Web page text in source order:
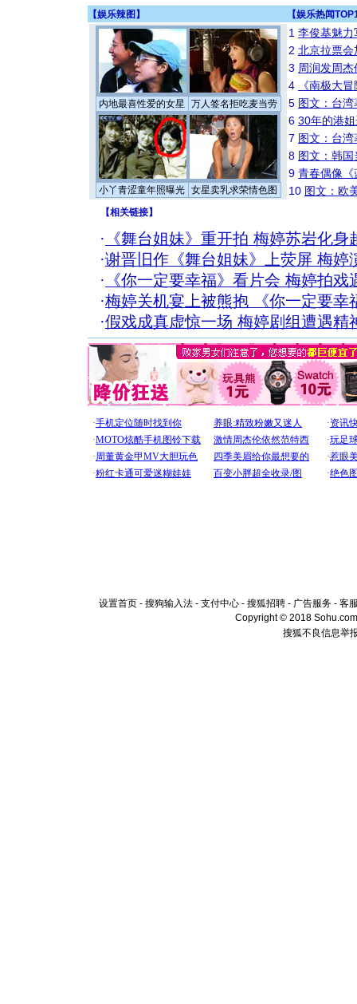
【娱乐辣图 】 【娱乐热闻
内地最喜性爱的女星 万人签名拒吃麦当劳
小丫青涩童年照曝光 女星卖乳求荣情色图
1 李俊基魅力
2 北京拉票
3 周润发周
4
《南极大
5 图文：台
6 30年的港
7 图文：台
8 图文：韩
9 青春偶像《
10 图文：欧
【相关链接】
· 《舞台姐妹》重开拍 梅婷苏岩化身
·谢晋旧作《舞台姐妹》上荧屏 梅婷
· 《你一定要幸福》看片会 梅婷拍戏
·梅婷关机宴上被熊抱 《你一定要幸
·假戏成真虚惊一场 梅婷剧组遭遇精
设置首页 - 搜狗输入法 - 支付中心 - 搜狐招聘 - 广告服务 - 客
Copyright © 2018
搜狐不良信息举